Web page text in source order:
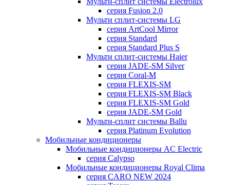
серия Fusion 2.0
Мульти сплит-системы LG
серия ArtCool Mirror
серия Standard
серия Standard Plus S
Мульти сплит-системы Haier
серия JADE-SM Silver
серия Coral-M
серия FLEXIS-SM
серия FLEXIS-SM Black
серия FLEXIS-SM Gold
серия JADE-SM Gold
Мульти-сплит системы Ballu
серия Platinum Evolution
Мобильные кондиционеры
Мобильные кондиционеры AC Electric
серия Calypso
Мобильные кондиционеры Royal Clima
серия CARO NEW 2024